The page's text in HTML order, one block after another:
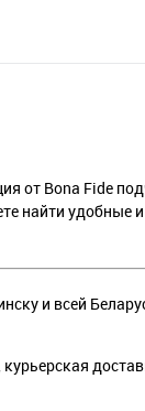
от Bona Fide
найти удобные
и всей